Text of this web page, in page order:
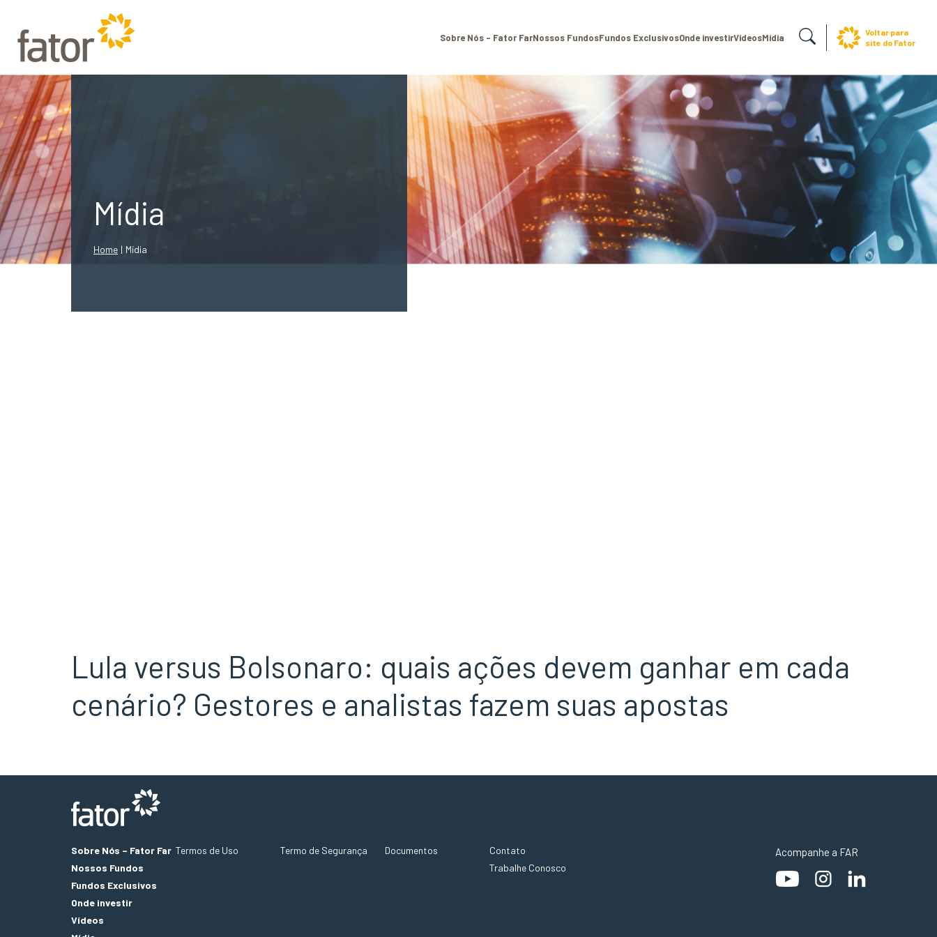
Sobre Nós – Fator FarNossos FundosFundos ExclusivosOnde investirVídeosMídia
Voltar para
site do Fator
Mídia
Home | Mídia
Lula versus Bolsonaro: quais ações devem ganhar em cada
cenário? Gestores e analistas fazem suas apostas
Acompanhe a FAR
Sobre Nós – Fator Far
Nossos Fundos
Fundos Exclusivos
Onde investir
Vídeos
Termos de Uso Termo de Segurança Documentos
Contato
Trabalhe Conosco